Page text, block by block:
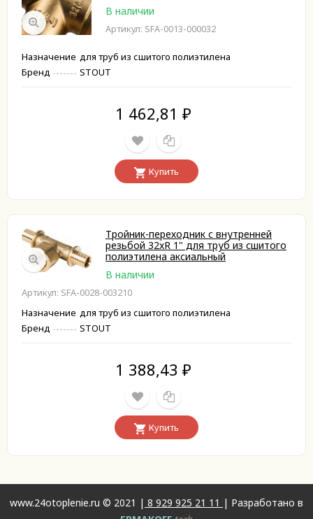
В наличии
Артикул: SFA-0013-000032
Назначение для труб из сшитого полиэтилена
Бренд
STOUT
1 462,81 ₽
Купить
Тройник-переходник с внутренней
резьбой 32xR 1" для труб из сшитого
полиэтилена аксиальный
В наличии
Артикул: SFA-0028-003210
Назначение для труб из сшитого полиэтилена
Бренд
STOUT
1 388,43 ₽
Купить
www.24otoplenie.ru © 2021 | 8 929 925 21 11 | Разработано в